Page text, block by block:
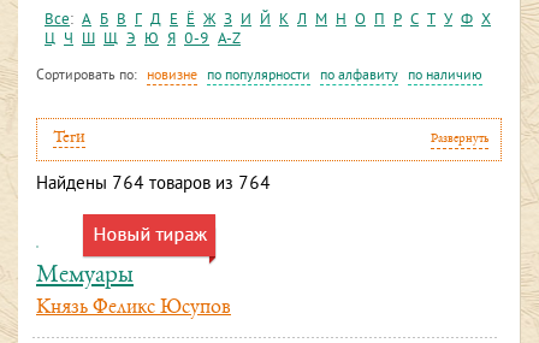
Все: А Б В Г Д Е Ё Ж З И Й К Л М Н О П Р С Т У Ф Х
Ц Ч Ш Щ Э Ю Я 0-9 A-Z
Сортировать по: новизне по популярности по алфавиту по наличию
Теги Развернуть
Найдены 764 товаров из 764
Мемуары
Князь Феликс Юсупов